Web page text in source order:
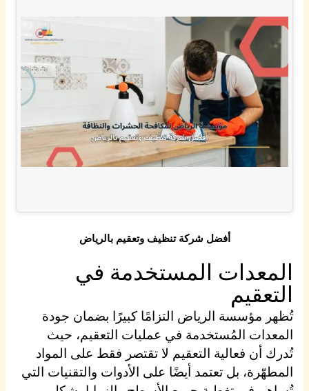
أفضل شركة تنظيف وتعقيم بالرياض
المعدات المستخدمة في
التعقيم
تُظهر مؤسسة الرياض التزامًا كبيرًا بضمان جودة
المعدات المُستخدمة في عمليات التعقيم، حيث
تُدرك أن فعالية التعقيم لا تقتصر فقط على المواد
المطهّرة، بل تعتمد أيضًا على الأدوات والتقنيات التي